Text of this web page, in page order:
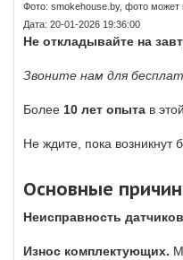
Фото: smokehouse.by, фото может
Дата: 20-01-2026 19:36:00
Не откладывайте на
Звоните нам для
Более 10 лет опыта в
Не ждите, пока возникнут
Основные
Неисправность
Износ комплектующих.